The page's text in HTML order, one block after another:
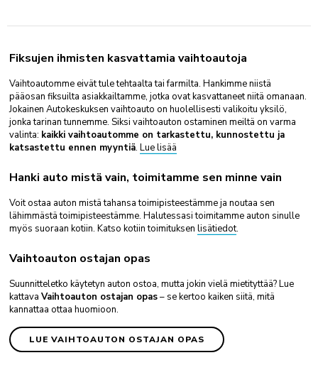
Fiksujen ihmisten kasvattamia vaihtoautoja
Vaihtoautomme eivät tule tehtaalta tai farmilta. Hankimme niistä
pääosan fiksuilta asiakkailtamme, jotka ovat kasvattaneet niitä omanaan.
Jokainen Autokeskuksen vaihtoauto on huolellisesti valikoitu yksilö,
jonka tarinan tunnemme. Siksi vaihtoauton ostaminen meiltä on varma
valinta: kaikki vaihtoautomme on tarkastettu, kunnostettu ja
katsastettu ennen myyntiä. Lue lisää
Hanki auto mistä vain, toimitamme sen minne vain
Voit ostaa auton mistä tahansa toimipisteestämme ja noutaa sen
lähimmästä toimipisteestämme. Halutessasi toimitamme auton sinulle
myös suoraan kotiin. Katso kotiin toimituksen lisätiedot.
Vaihtoauton ostajan opas
Suunnitteletko käytetyn auton ostoa, mutta jokin vielä mietityttää? Lue
kattava Vaihtoauton ostajan opas– se kertoo kaiken siitä, mitä
kannattaa ottaa huomioon.
LUE VAIHTOAUTON OSTAJAN OPAS